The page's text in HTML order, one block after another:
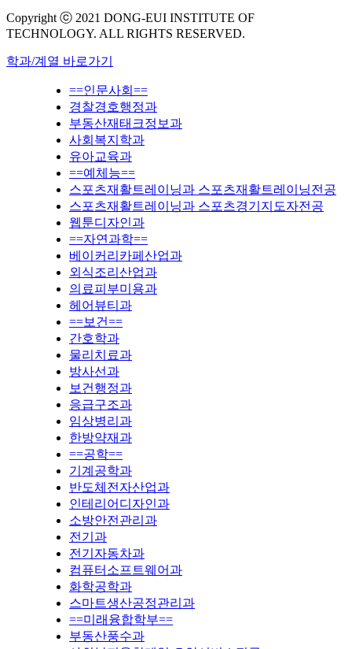
Copyright ⓒ 2021 DONG-EUI INSTITUTE OF
TECHNOLOGY. ALL RIGHTS RESERVED.
학과/계열 바로가기
==인문사회==
경찰경호행정과
부동산재태크정보과
사회복지학과
유아교육과
==예체능==
스포츠재활트레이닝과 스포츠재활트레이닝전공
스포츠재활트레이닝과 스포츠경기지도자전공
웹툰디자인과
==자연과학==
베이커리카페산업과
외식조리산업과
의료피부미용과
헤어뷰티과
==보건==
간호학과
물리치료과
방사선과
보건행정과
응급구조과
임상병리과
한방약재과
==공학==
기계공학과
반도체전자산업과
인테리어디자인과
소방안전관리과
전기과
전기자동차과
컴퓨터소프트웨어과
화학공학과
스마트생산공정관리과
==미래융합학부==
부동산풍수과